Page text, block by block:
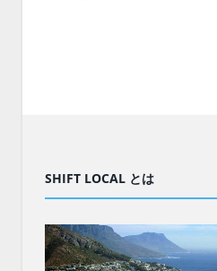
SHIFT LOCAL とは